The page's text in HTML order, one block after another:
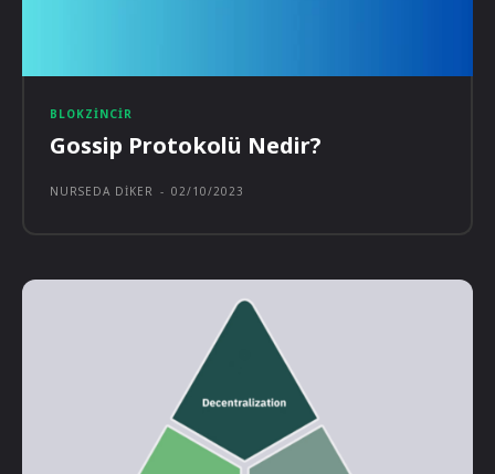
BLOKZINCIR
Gossip Protokolü Nedir?
NURSEDA DIKER - 02/10/2023